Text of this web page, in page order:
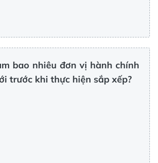
bao nhiêu đơn vị hành chính
trước khi thực hiện sắp xếp?